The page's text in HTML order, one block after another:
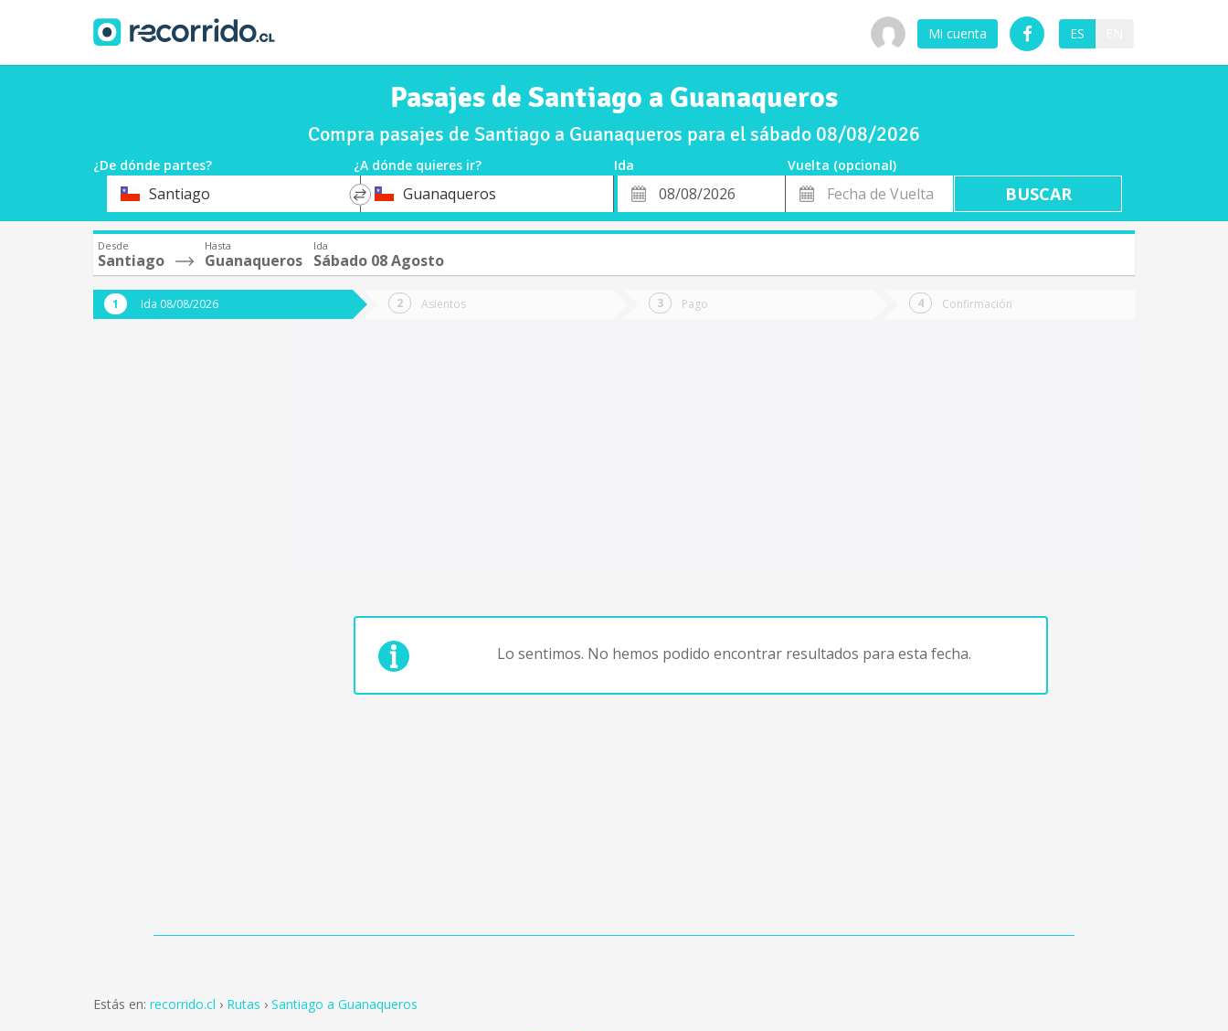
Mi cuenta ES
Pasajes de Santiago a Guanaqueros
Compra pasajes de Santiago a Guanaqueros para el sábado 08/08/2026
¿De dónde partes? ¿A dónde quieres ir? Ida
Vuelta (opcional)
OrigenSantiago
*
DestinoGuanaqueros
Fecha
de
Fecha
de
Vuelta
Desde
Santiago
Hasta
Guanaqueros
Ida
Sábado 08 Agosto
Ida 08/08/2026 Asientos Pago Confirmación
Lo sentimos. No hemos podido encontrar resultados para esta fecha.
Estás en: recorrido.cl Rutas Santiago a Guanaqueros